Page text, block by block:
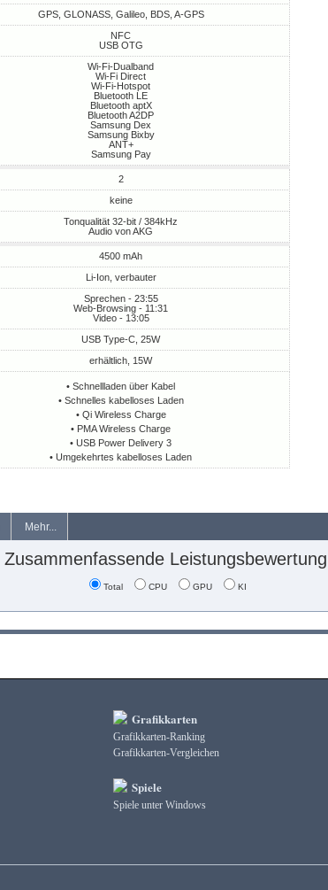
GPS, GLONASS, Galileo, BDS, A-GPS
NFC
USB OTG
Wi-Fi-Dualband
Wi-Fi Direct
Wi-Fi-Hotspot
Bluetooth LE
Bluetooth aptX
Bluetooth A2DP
Samsung Dex
Samsung Bixby
ANT+
Samsung Pay
2
keine
Tonqualität 32-bit / 384kHz
Audio von AKG
4500 mAh
Li-Ion, verbauter
Sprechen - 23:55
Web-Browsing - 11:31
Video - 13:05
USB Type-C, 25W
erhältlich, 15W
• Schnellladen über Kabel
• Schnelles kabelloses Laden
• Qi Wireless Charge
• PMA Wireless Charge
• USB Power Delivery 3
• Umgekehrtes kabelloses Laden
Mehr...
Zusammenfassende Leistungsbewertung
Total CPU GPU KI
Grafikkarten
Grafikkarten-Ranking
Grafikkarten-Vergleichen
Spiele
Spiele unter Windows